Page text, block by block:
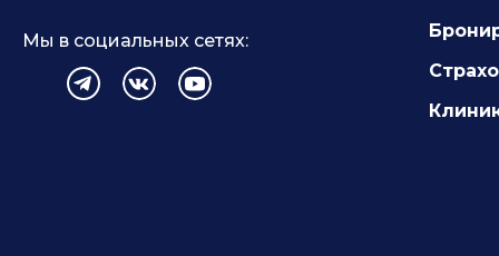
Чеченская Республика
Мы в социальных сетях: